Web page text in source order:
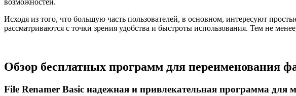
Исходя из того, что большую часть пользователей, в основном, интересуют
рассматриваются с точки зрения удобства и быстроты использования. Тем не
Обзор бесплатных программ для переименования
File Renamer Basic надежная и привлекательная программа для